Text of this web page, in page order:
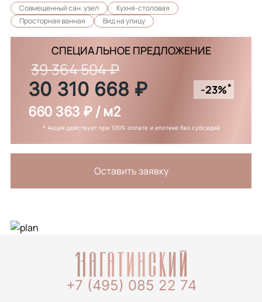
Совмещенный сан. узел
Кухня-столовая
Просторная ванная
Вид на улицу
СПЕЦИАЛЬНОЕ ПРЕДЛОЖЕНИЕ
39 364 504 ₽
-23%*
30 310 668 ₽
660 363 ₽ / м2
* Акция действует при 100% оплате и ипотеке без субсидий
Оставить заявку
+7 (495) 085 22 74